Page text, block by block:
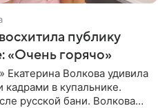
публику
«Очень горячо»
Екатерина Волкова удивила
в купальнике.
русской бани. Волкова